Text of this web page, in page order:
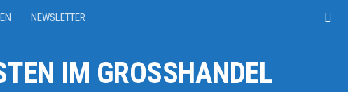
NEWSLETTER
IM GROSSHANDEL